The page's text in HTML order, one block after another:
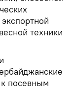
техники
посевным